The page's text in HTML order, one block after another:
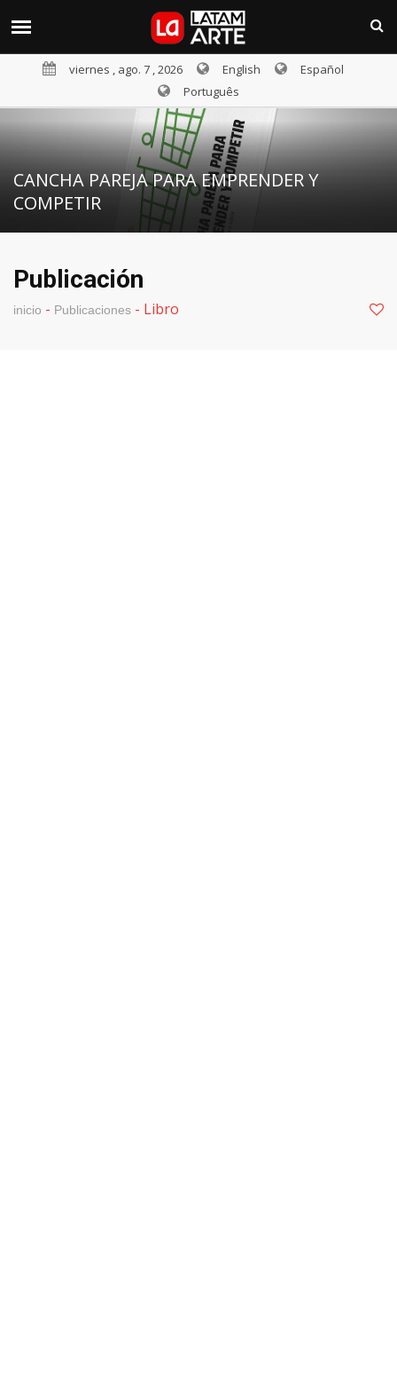
viernes , ago. 7 , 2026 English
Español
Português
CANCHA PAREJA PARA EMPRENDER Y
COMPETIR
Publicación
inicio - Publicaciones - Libro